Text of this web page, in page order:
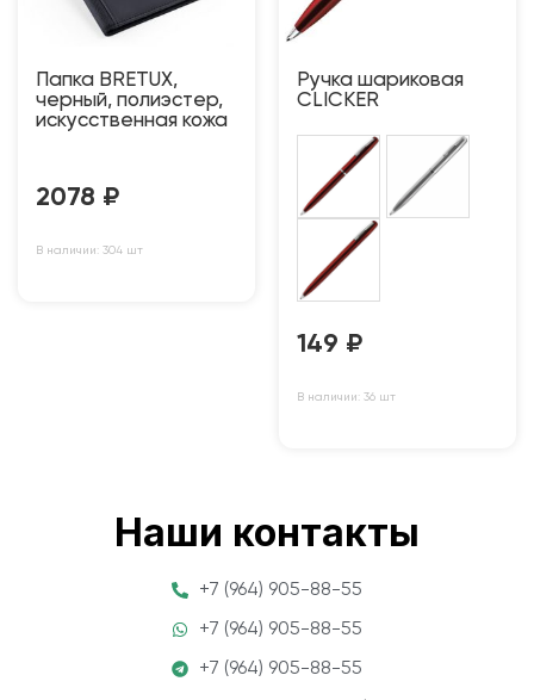
Папка BRETUX,
черный, полиэстер,
искусственная кожа
2078 ₽
В наличии: 304 шт
Ручка шариковая
CLICKER
149 ₽
В наличии: 36 шт
Наши контакты
+7 (964) 905-88-55
+7 (964) 905-88-55
+7 (964) 905-88-55